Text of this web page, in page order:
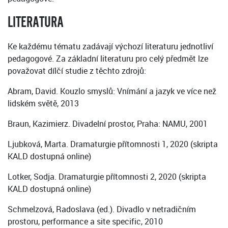
LITERATURA
Ke každému tématu zadávají výchozí literaturu jednotliví
pedagogové. Za základní literaturu pro celý předmět lze
považovat dílčí studie z těchto zdrojů:
Abram, David. Kouzlo smyslů: Vnímání a jazyk ve více než
lidském světě, 2013
Braun, Kazimierz. Divadelní prostor, Praha: NAMU, 2001
Ljubková, Marta. Dramaturgie přítomnosti 1, 2020 (skripta
KALD dostupná online)
Lotker, Sodja. Dramaturgie přítomnosti 2, 2020 (skripta
KALD dostupná online)
Schmelzová, Radoslava (ed.). Divadlo v netradičním
prostoru, performance a site specific, 2010